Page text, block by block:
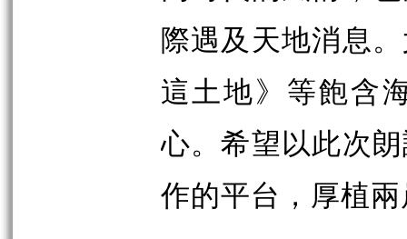
際遇及天地消息
這土地》等飽含
心。希望以此次
作的平台，厚植